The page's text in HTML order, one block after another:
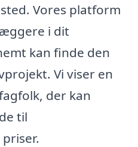
Vores platform
i dit
kan finde den
Vi viser en
der kan
til